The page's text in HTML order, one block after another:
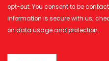
opt-out. You consent to be
information is secure with us;
on data usage and protection.